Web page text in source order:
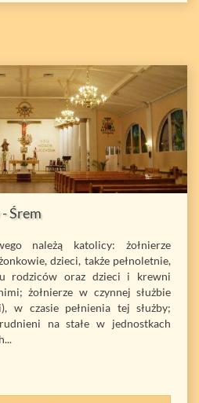
Śrem
należą katolicy: żołnierze
dzieci, także pełnoletnie,
rodziców oraz dzieci i krewni
żołnierze w czynnej służbie
w czasie pełnienia tej służby;
na stałe w jednostkach